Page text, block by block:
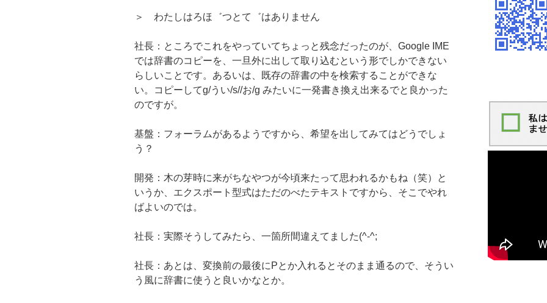
＞ わたしはろほ゛つとて゛はありません
社長：ところでこれをやっていてちょっと残念だったのが、Google IME
では辞書のコピーを、一旦外に出して取り込むという形でしかできない
らしいことです。あるいは、既存の辞書の中を検索することができな
い。コピーしてg/うい/s//お/g みたいに一発書き換え出来るでと良かった
のですが。
基盤：フォーラムがあるようですから、希望を出してみてはどうでしょ
う？
開発：木の芽時に来がちなやつが今頃来たって思われるかもね（笑）と
いうか、エクスポート型式はただのべたテキストですから、そこでやれ
ばよいのでは。
社長：実際そうしてみたら、一箇所間違えてました(^-^;
社長：あとは、変換前の最後にPとか入れるとそのまま通るので、そうい
う風に辞書に使うと良いかなとか。